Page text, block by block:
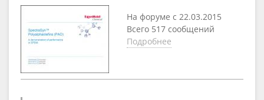
На форуме с 22.03.2015
Всего 517 сообщений
Подробнее